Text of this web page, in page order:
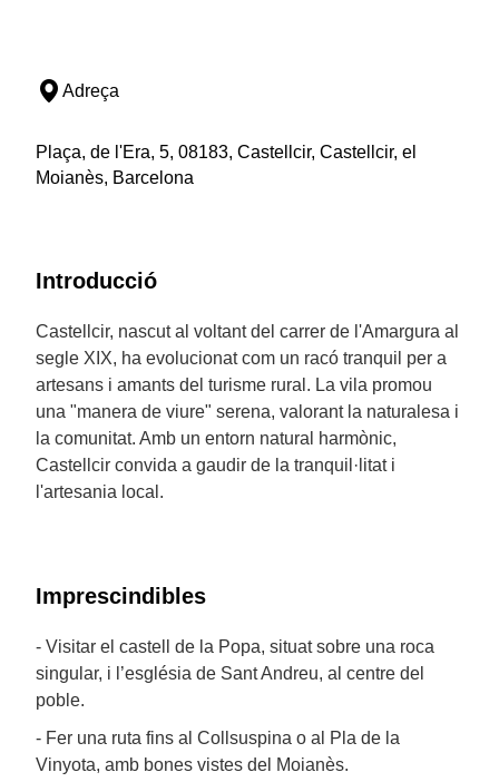
Adreça
Plaça, de l'Era, 5, 08183, Castellcir, Castellcir, el
Moianès, Barcelona
Introducció
Castellcir, nascut al voltant del carrer de l'Amargura al
segle XIX, ha evolucionat com un racó tranquil per a
artesans i amants del turisme rural. La vila promou
una "manera de viure" serena, valorant la naturalesa i
la comunitat. Amb un entorn natural harmònic,
Castellcir convida a gaudir de la tranquil·litat i
l'artesania local.
Imprescindibles
- Visitar el castell de la Popa, situat sobre una roca
singular, i l’església de Sant Andreu, al centre del
poble.
- Fer una ruta fins al Collsuspina o al Pla de la
Vinyota, amb bones vistes del Moianès.